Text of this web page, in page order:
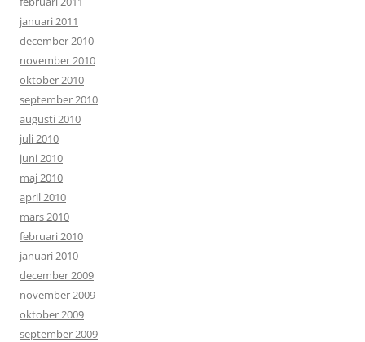
januari 2011
december 2010
november 2010
oktober 2010
september 2010
augusti 2010
juli 2010
juni 2010
maj 2010
april 2010
mars 2010
februari 2010
januari 2010
december 2009
november 2009
oktober 2009
september 2009